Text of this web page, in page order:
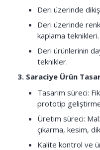
Deri üzerinde
Deri üzerinde
kaplama teknikleri.
Deri ürünlerinin
teknikler.
3. Saraciye Ürün
Tasarım süreci:
prototip
Üretim süreci:
çıkarma, kesim,
Kalite kontrol ve